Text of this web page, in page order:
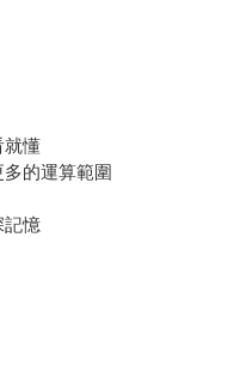
就懂
的運算範圍
記憶